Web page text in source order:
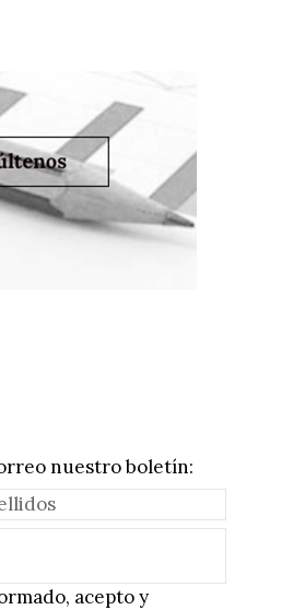
nuestro boletín:
acepto y